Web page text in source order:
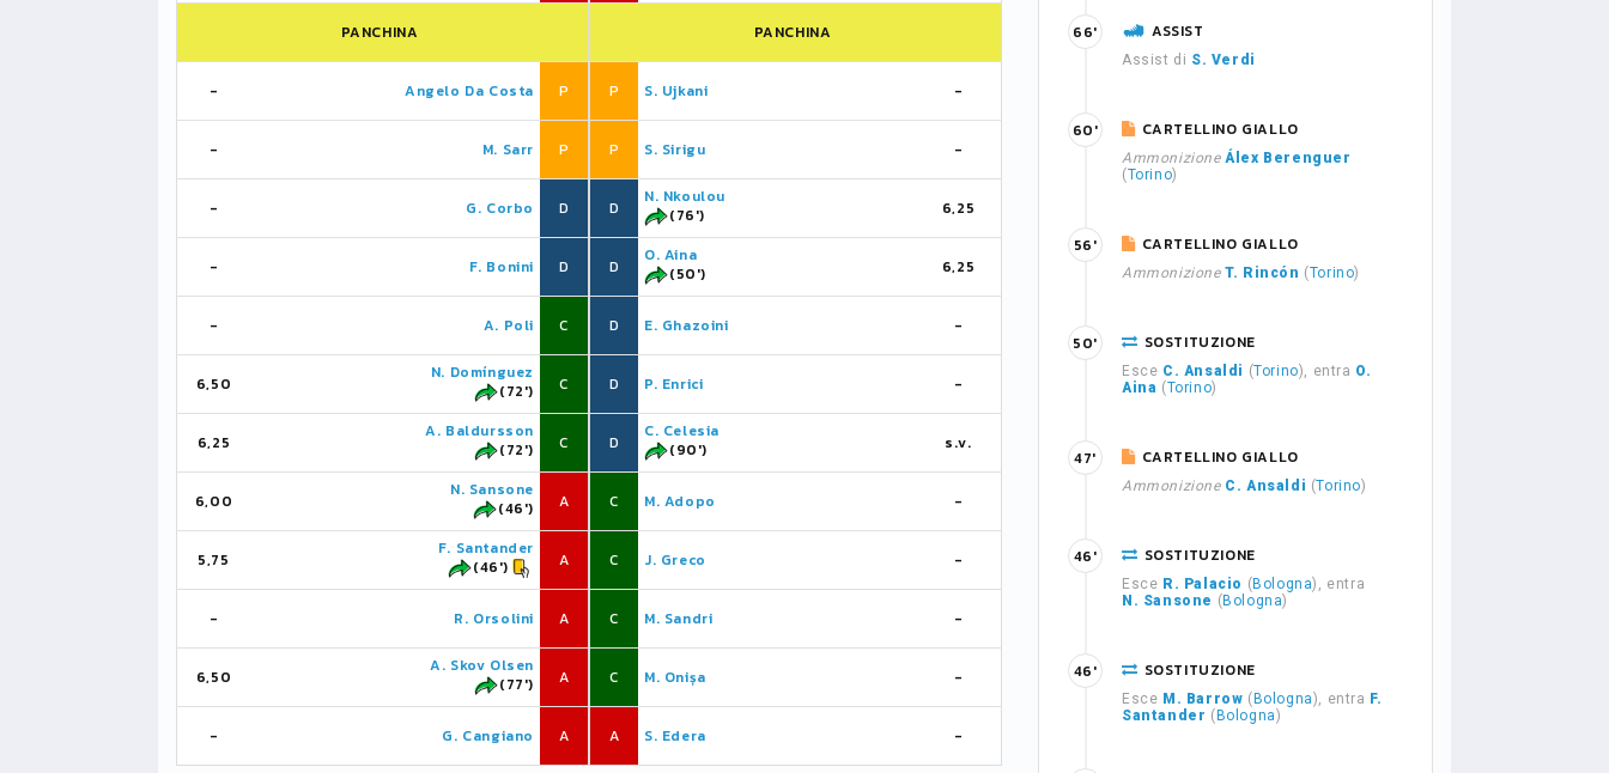
PANCHINA
- Angelo Da Costa P
- M. Sarr P
- G. Corbo D
- F. Bonini D
- A. Poli C
6,50
N. Domínguez
(72')
C
6,25
A. Baldursson
(72')
C
6,00
N. Sansone
(46')
A
5,75
F. Santander
(46')
A
- R. Orsolini A
6,50
A. Skov Olsen
(77')
A
- G. Cangiano A
PANCHINA
P S. Ujkani -
P S. Sirigu -
D
N. Nkoulou
(76')
6,25
D
O. Aina
(50')
6,25
D E. Ghazoini -
D P. Enrici -
D
C. Celesia
(90')
s.v.
C M. Adopo -
C J. Greco -
C M. Sandri -
C M. Onișa -
A S. Edera -
ASSIST
Assist di S. Verdi
66'
CARTELLINO GIALLO
Ammonizione Álex Berenguer
(Torino)
60'
CARTELLINO GIALLO
Ammonizione T. Rincón (Torino)
56'
SOSTITUZIONE
Esce C. Ansaldi (Torino), entra O.
Aina (Torino)
50'
CARTELLINO GIALLO
Ammonizione C. Ansaldi (Torino)
47'
SOSTITUZIONE
Esce R. Palacio ( Bologna), entra
N. Sansone ( Bologna)
46'
SOSTITUZIONE
Esce M. Barrow ( Bologna), entra F.
Santander ( Bologna)
46'